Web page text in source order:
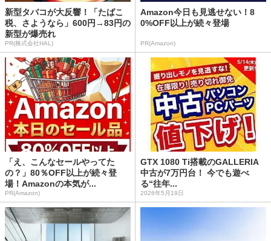
新型タバコが大反響！「たばこ
税、さようなら」600円→83円の
新型が爆売れ
PR(株式会社HAL)
Amazon今日も見逃せない！8
0%OFF以上が続々登場
PR(Amazon)
「え、こんなセールやってた
の？」80％OFF以上が続々登
場！Amazonの本気が...
PR(Amazon)
GTX 1080 Ti搭載のGALLERIA
中古が7万円台！ 今でも遊べ
る“往年...
2026年5月19日